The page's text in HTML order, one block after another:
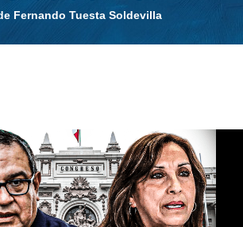
Fernando Tuesta Soldevilla